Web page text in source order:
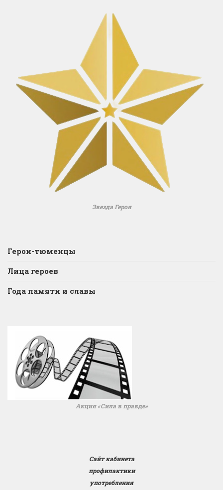
Звезда Героя
Герои-тюменцы
Лица героев
Года памяти и славы
Акция «Сила в правде»
Сайт кабинета
профилактики
употребления